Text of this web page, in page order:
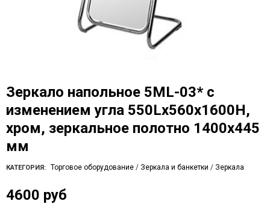
Зеркало напольное 5МL-03* с
изменением угла 550Lх560x1600H,
хром, зеркальное полотно 1400х445
мм
КАТЕГОРИЯ: Торговое оборудование / Зеркала и банкетки / Зеркала
4600 руб